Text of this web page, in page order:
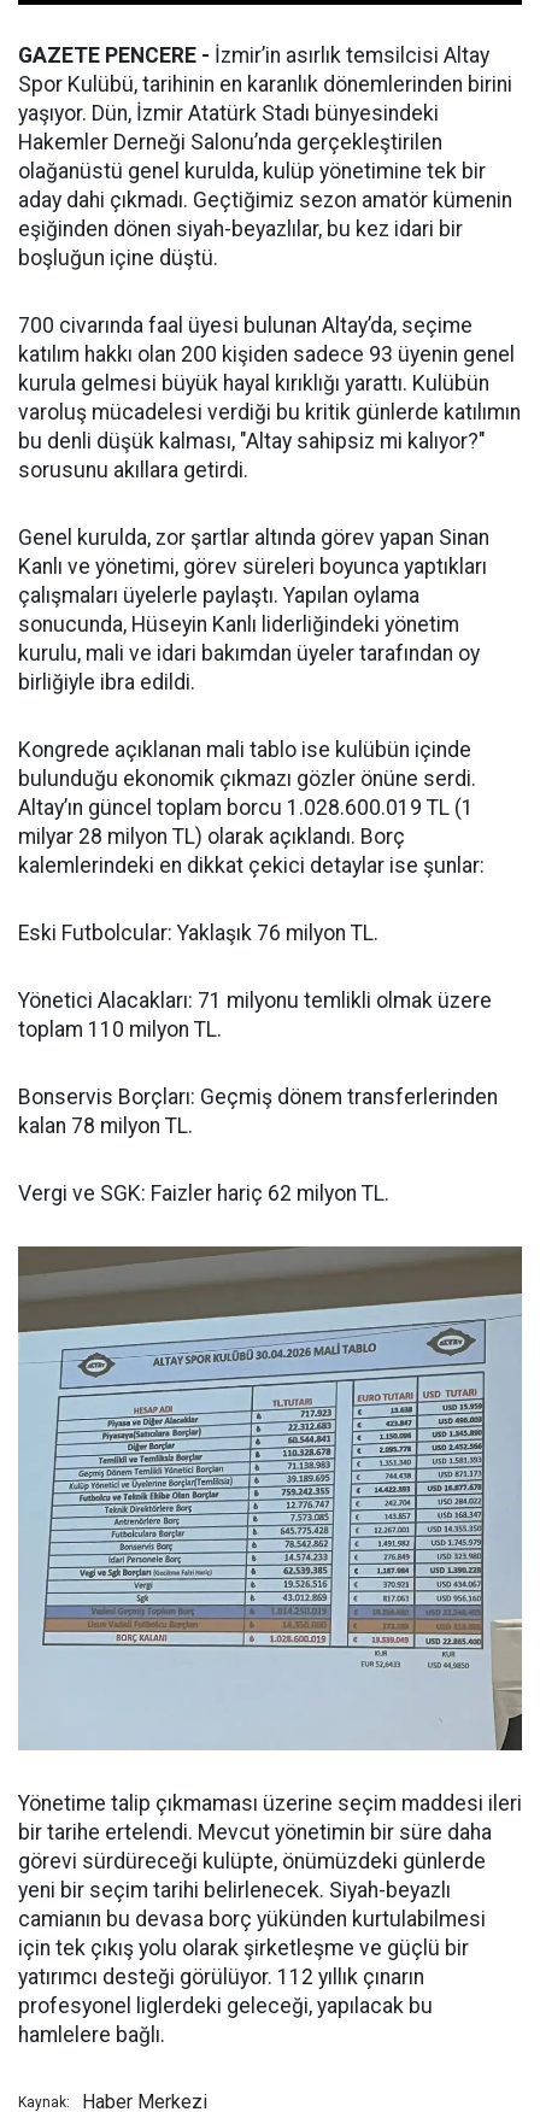
GAZETE PENCERE - İzmir’in asırlık temsilcisi Altay
Spor Kulübü, tarihinin en karanlık dönemlerinden birini
yaşıyor. Dün, İzmir Atatürk Stadı bünyesindeki
Hakemler Derneği Salonu’nda gerçekleştirilen
olağanüstü genel kurulda, kulüp yönetimine tek bir
aday dahi çıkmadı. Geçtiğimiz sezon amatör kümenin
eşiğinden dönen siyah-beyazlılar, bu kez idari bir
boşluğun içine düştü.
700 civarında faal üyesi bulunan Altay’da, seçime
katılım hakkı olan 200 kişiden sadece 93 üyenin genel
kurula gelmesi büyük hayal kırıklığı yarattı. Kulübün
varoluş mücadelesi verdiği bu kritik günlerde katılımın
bu denli düşük kalması, "Altay sahipsiz mi kalıyor?"
sorusunu akıllara getirdi.
Genel kurulda, zor şartlar altında görev yapan Sinan
Kanlı ve yönetimi, görev süreleri boyunca yaptıkları
çalışmaları üyelerle paylaştı. Yapılan oylama
sonucunda, Hüseyin Kanlı liderliğindeki yönetim
kurulu, mali ve idari bakımdan üyeler tarafından oy
birliğiyle ibra edildi.
Kongrede açıklanan mali tablo ise kulübün içinde
bulunduğu ekonomik çıkmazı gözler önüne serdi.
Altay’ın güncel toplam borcu 1.028.600.019 TL (1
milyar 28 milyon TL) olarak açıklandı. Borç
kalemlerindeki en dikkat çekici detaylar ise şunlar:
Eski Futbolcular: Yaklaşık 76 milyon TL.
Yönetici Alacakları: 71 milyonu temlikli olmak üzere
toplam 110 milyon TL.
Bonservis Borçları: Geçmiş dönem transferlerinden
kalan 78 milyon TL.
Vergi ve SGK: Faizler hariç 62 milyon TL.
Yönetime talip çıkmaması üzerine seçim maddesi ileri
bir tarihe ertelendi. Mevcut yönetimin bir süre daha
görevi sürdüreceği kulüpte, önümüzdeki günlerde
yeni bir seçim tarihi belirlenecek. Siyah-beyazlı
camianın bu devasa borç yükünden kurtulabilmesi
için tek çıkış yolu olarak şirketleşme ve güçlü bir
yatırımcı desteği görülüyor. 112 yıllık çınarın
profesyonel liglerdeki geleceği, yapılacak bu
hamlelere bağlı.
Kaynak: Haber Merkezi